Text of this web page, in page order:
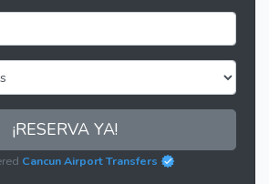
¡RESERVA YA!
Cancun Airport Transfers